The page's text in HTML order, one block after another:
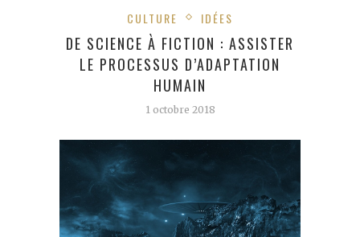
CULTURE IDÉES
DE SCIENCE À FICTION : ASSISTER
LE PROCESSUS D’ADAPTATION
HUMAIN
1 octobre 2018